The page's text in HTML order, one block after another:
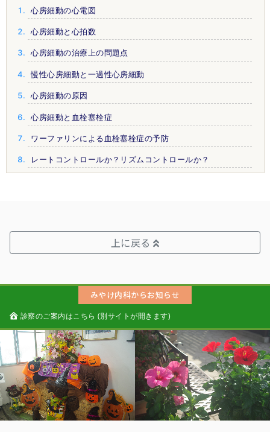
心房細動の心電図
心房細動と心拍数
心房細動の治療上の問題点
慢性心房細動と一過性心房細動
心房細動の原因
心房細動と血栓塞栓症
ワーファリンによる血栓塞栓症の予防
レートコントロールか？リズムコントロールか？
上に戻る
みやけ内科からお知らせ
診察のご案内はこちら (別サイトが開きます)
筆者 (院長みやけ) の紹介ページはこちらです